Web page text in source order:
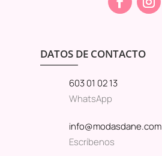
DATOS DE CONTACTO
603 01 02 13
WhatsApp
info@modasdane.com
Escríbenos